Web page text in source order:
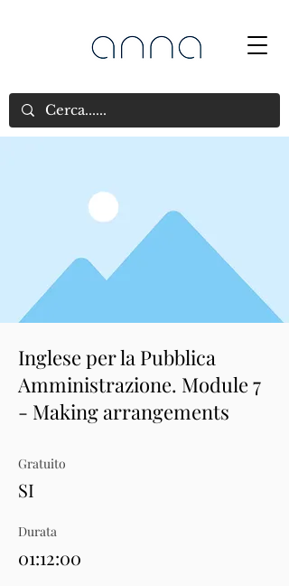
Inglese per la Pubblica
Amministrazione. Module 7
- Making arrangements
Gratuito
SI
Durata
01:12:00